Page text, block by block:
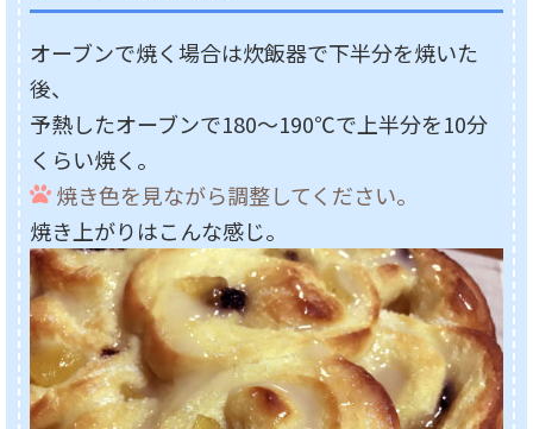
オーブンで焼く場合は炊飯器で下半分を焼いた
後、
予熱したオーブンで180～190℃で上半分を10分
くらい焼く。
焼き色を見ながら調整してください。
焼き上がりはこんな感じ。